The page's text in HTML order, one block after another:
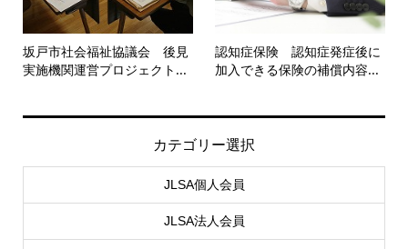
坂戸市社会福祉協議会 後見
実施機関運営プロジェクト...
認知症保険 認知症発症後に
加入できる保険の補償内容...
カテゴリー選択
JLSA個人会員
JLSA法人会員